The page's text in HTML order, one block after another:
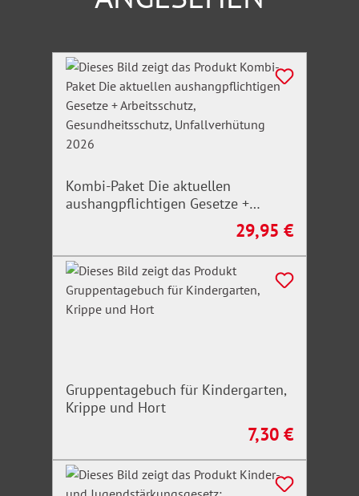
Produktgalerie überspringen
Kombi-Paket Die aktuellen
aushangpflichtigen Gesetze +
Arbeitsschutz, Gesundheitsschutz,
Regulärer Preis:
29,95 €
Gruppentagebuch für Kindergarten,
Krippe und Hort
Regulärer Preis:
7,30 €